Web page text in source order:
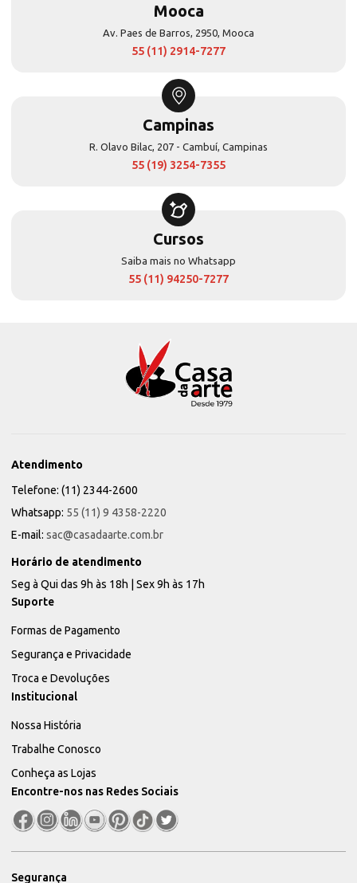
Mooca
Av. Paes de Barros, 2950, Mooca
55 (11) 2914-7277
Campinas
R. Olavo Bilac, 207 - Cambuí, Campinas
55 (19) 3254-7355
Cursos
Saiba mais no Whatsapp
55 (11) 94250-7277
Atendimento
Telefone: (11) 2344-2600
Whatsapp: 55 (11) 9 4358-2220
E-mail: sac@casadaarte.com.br
Horário de atendimento
Seg à Qui das 9h às 18h | Sex 9h às 17h
Suporte
Formas de Pagamento
Segurança e Privacidade
Troca e Devoluções
Institucional
Nossa História
Trabalhe Conosco
Conheça as Lojas
Encontre-nos nas Redes Sociais
Segurança